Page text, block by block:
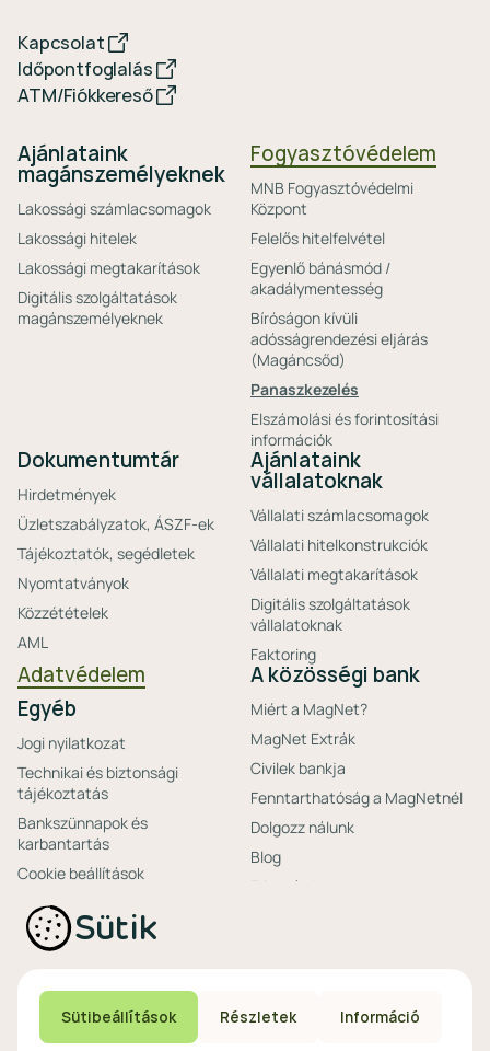
Kapcsolat
Időpontfoglalás
ATM/Fiókkereső
Ajánlataink
magánszemélyeknek
Lakossági számlacsomagok
Lakossági hitelek
Lakossági megtakarítások
Digitális szolgáltatások
magánszemélyeknek
Fogyasztóvédelem
MNB Fogyasztóvédelmi
Központ
Felelős hitelfelvétel
Egyenlő bánásmód /
akadálymentesség
Bíróságon kívüli
adósságrendezési eljárás
(Magáncsőd)
Panaszkezelés
Elszámolási és forintosítási
információk
Dokumentumtár
Hirdetmények
Üzletszabályzatok, ÁSZF-ek
Tájékoztatók, segédletek
Nyomtatványok
Közzétételek
AML
Ajánlataink
vállalatoknak
Vállalati számlacsomagok
Vállalati hitelkonstrukciók
Vállalati megtakarítások
Digitális szolgáltatások
vállalatoknak
Faktoring
Adatvédelem
Egyéb
Jogi nyilatkozat
Technikai és biztonsági
tájékoztatás
Bankszünnapok és
karbantartás
Cookie beállítások
A közösségi bank
Miért a MagNet?
MagNet Extrák
Civilek bankja
Fenntarthatóság a MagNetnél
Dolgozz nálunk
Blog
Friss hírek
Ajánlataink non-
profitoknak
számlacsomagok
Megtakarítások non-
profitoknak
eszközökön
Sütik
Sütibeállítások Részletek Információ